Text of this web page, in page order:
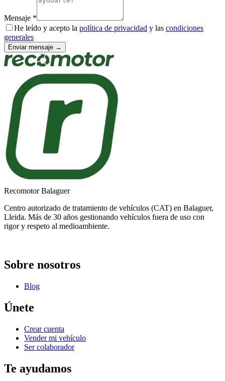
Mensaje *
He leído y acepto la política de privacidad y las condiciones
generales
Enviar mensaje →
Recomotor Balaguer
Centro autorizado de tratamiento de vehículos (CAT) en Balaguer,
Lleida. Más de 30 años gestionando vehículos fuera de uso con
rigor y respeto al medioambiente.
Sobre nosotros
Blog
Únete
Crear cuenta
Vender mi vehículo
Ser colaborador
Te ayudamos